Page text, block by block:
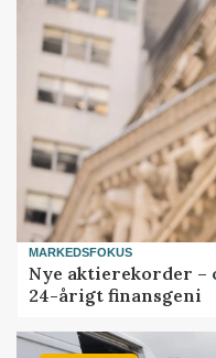
MARKEDSFOKUS
Nye aktierekorder –
24-årigt finansgeni